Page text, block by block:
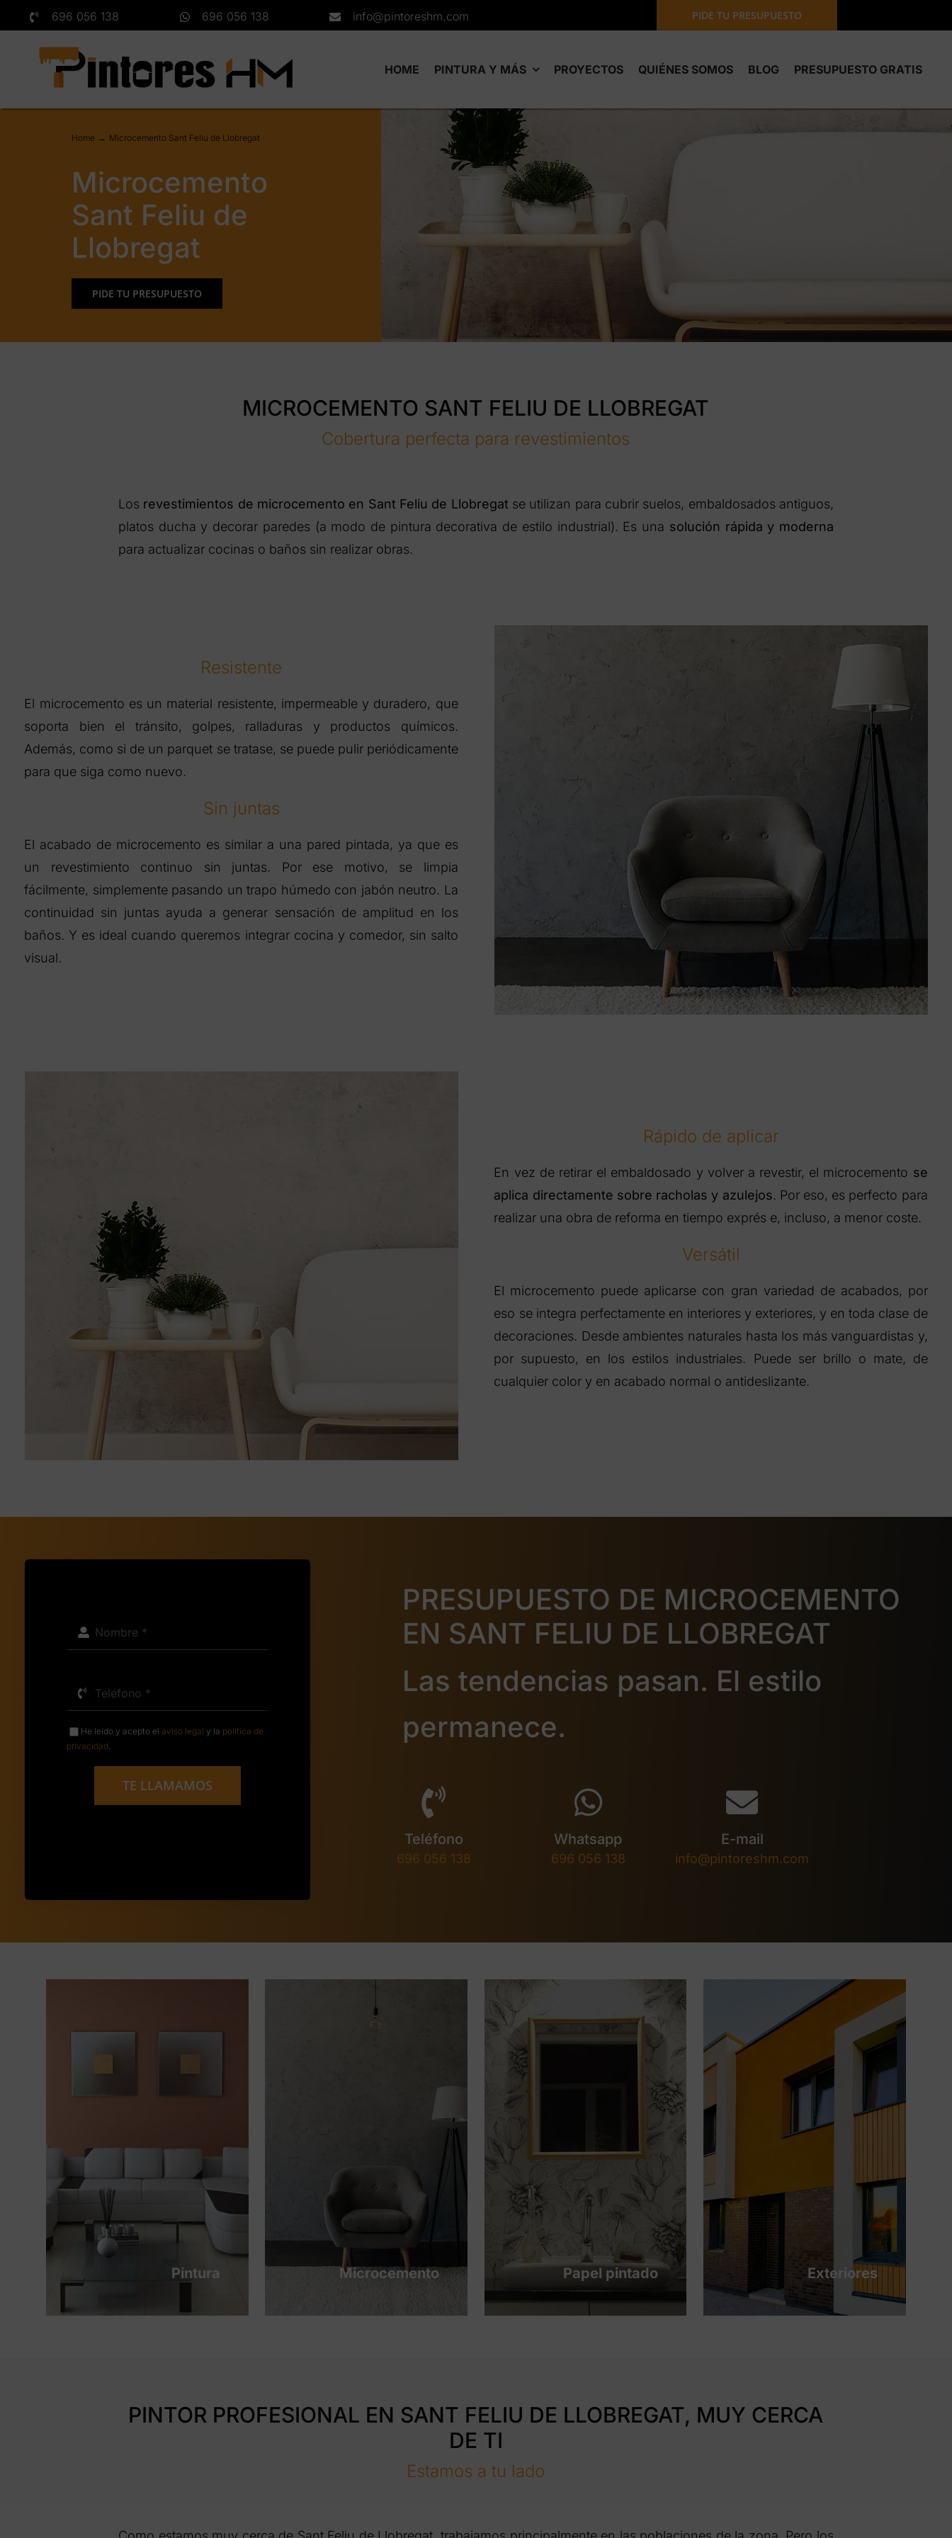
Saltar
al
contenido
696 056 138 696 056 138 info@pintoreshm.com PIDE TU PRESUPUESTO
HOME PINTURA Y MÁS PROYECTOS QUIÉNES SOMOS BLOG PRESUPUESTO GRATIS
Home Microcemento Sant Feliu de Llobregat
Microcemento
Sant Feliu de
Llobregat
PIDE TU PRESUPUESTO
MICROCEMENTO SANT FELIU DE LLOBREGAT
Cobertura perfecta para revestimientos
Los revestimientos de microcemento en Sant Feliu de Llobregat se utilizan para cubrir suelos, embaldosados antiguos,
platos ducha y decorar paredes (a modo de pintura decorativa de estilo industrial). Es una solución rápida y moderna
para actualizar cocinas o baños sin realizar obras.
Resistente
El microcemento es un material resistente, impermeable y duradero, que
soporta bien el tránsito, golpes, ralladuras y productos químicos.
Además, como si de un parquet se tratase, se puede pulir periódicamente
para que siga como nuevo.
Sin juntas
El acabado de microcemento es similar a una pared pintada, ya que es
un revestimiento continuo sin juntas. Por ese motivo, se limpia
fácilmente, simplemente pasando un trapo húmedo con jabón neutro. La
continuidad sin juntas ayuda a generar sensación de amplitud en los
baños. Y es ideal cuando queremos integrar cocina y comedor, sin salto
visual.
Rápido de aplicar
En vez de retirar el embaldosado y volver a revestir, el microcemento se
aplica directamente sobre racholas y azulejos. Por eso, es perfecto para
realizar una obra de reforma en tiempo exprés e, incluso, a menor coste.
Versátil
El microcemento puede aplicarse con gran variedad de acabados, por
eso se integra perfectamente en interiores y exteriores, y en toda clase de
decoraciones. Desde ambientes naturales hasta los más vanguardistas y,
por supuesto, en los estilos industriales. Puede ser brillo o mate, de
cualquier color y en acabado normal o antideslizante.
He leído y acepto elaviso legal y la política de
privacidad.
TE LLAMAMOS
PRESUPUESTO DE MICROCEMENTO
EN SANT FELIU DE LLOBREGAT
Las tendencias pasan. El estilo
permanece.
Teléfono
696 056 138
Whatsapp
696 056 138
E-mail
info@pintoreshm.com
Pintura Microcemento Papel pintado Exteriores
PINTOR PROFESIONAL EN SANT FELIU DE LLOBREGAT, MUY CERCA
DE TI
Estamos a tu lado